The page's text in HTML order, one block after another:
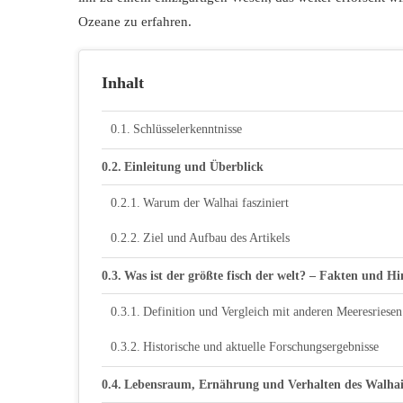
Ozeane zu erfahren.
Inhalt
Schlüsselerkenntnisse
Einleitung und Überblick
Warum der Walhai fasziniert
Ziel und Aufbau des Artikels
Was ist der größte fisch der welt? – Fakten und
Definition und Vergleich mit anderen Meeresriesen
Historische und aktuelle Forschungsergebnisse
Lebensraum, Ernährung und Verhalten des